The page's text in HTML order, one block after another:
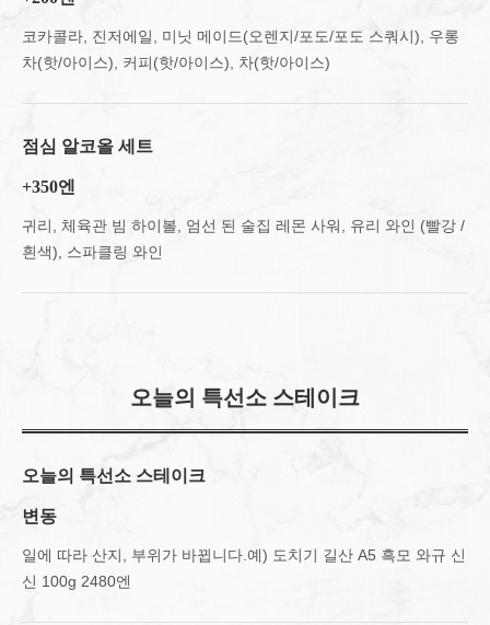
코카콜라, 진저에일, 미닛 메이드(오렌지/포도/포도 스쿼시), 우롱
차(핫/아이스), 커피(핫/아이스), 차(핫/아이스)
점심 알코올 세트
+350엔
귀리, 체육관 빔 하이볼, 엄선 된 술집 레몬 사워, 유리 와인 (빨강 /
흰색), 스파클링 와인
오늘의 특선소 스테이크
오늘의 특선소 스테이크
변동
일에 따라 산지, 부위가 바뀝니다.예) 도치기 길산 A5 흑모 와규 신
신 100g 2480엔